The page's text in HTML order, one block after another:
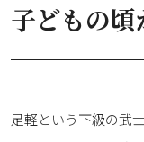
子どもの頃
足軽という下級の武